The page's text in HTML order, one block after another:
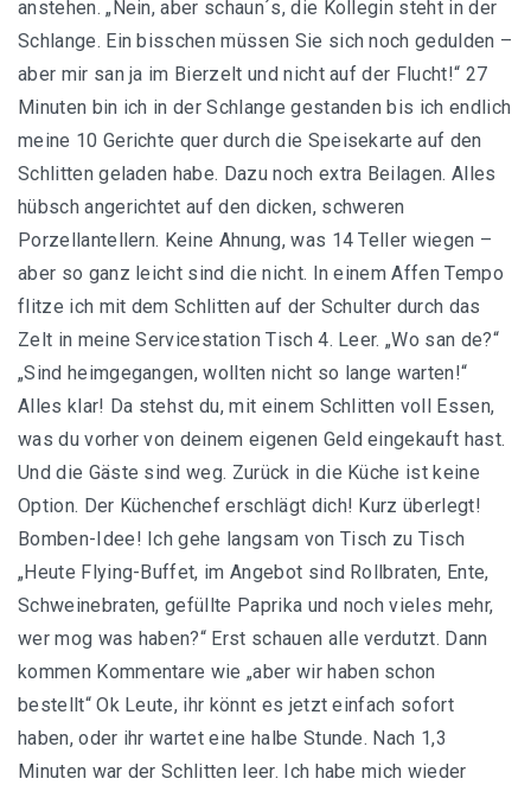
anstehen. „Nein, aber schaun´s, die Kollegin steht in der
Schlange. Ein bisschen müssen Sie sich noch gedulden –
aber mir san ja im Bierzelt und nicht auf der Flucht!“ 27
Minuten bin ich in der Schlange gestanden bis ich endlich
meine 10 Gerichte quer durch die Speisekarte auf den
Schlitten geladen habe. Dazu noch extra Beilagen. Alles
hübsch angerichtet auf den dicken, schweren
Porzellantellern. Keine Ahnung, was 14 Teller wiegen –
aber so ganz leicht sind die nicht. In einem Affen Tempo
flitze ich mit dem Schlitten auf der Schulter durch das
Zelt in meine Servicestation Tisch 4. Leer. „Wo san de?“
„Sind heimgegangen, wollten nicht so lange warten!“
Alles klar! Da stehst du, mit einem Schlitten voll Essen,
was du vorher von deinem eigenen Geld eingekauft hast.
Und die Gäste sind weg. Zurück in die Küche ist keine
Option. Der Küchenchef erschlägt dich! Kurz überlegt!
Bomben-Idee! Ich gehe langsam von Tisch zu Tisch
„Heute Flying-Buffet, im Angebot sind Rollbraten, Ente,
Schweinebraten, gefüllte Paprika und noch vieles mehr,
wer mog was haben?“ Erst schauen alle verdutzt. Dann
kommen Kommentare wie „aber wir haben schon
bestellt“ Ok Leute, ihr könnt es jetzt einfach sofort
haben, oder ihr wartet eine halbe Stunde. Nach 1,3
Minuten war der Schlitten leer. Ich habe mich wieder